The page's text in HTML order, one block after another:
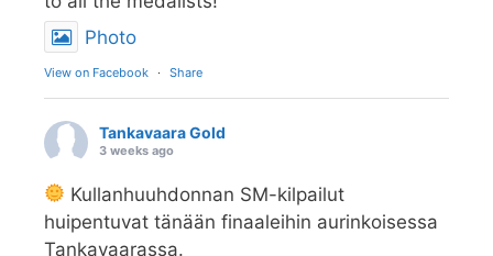
Photo
View on Facebook · Share
Tankavaara Gold
3 weeks ago
Kullanhuuhdonnan SM-kilpailut
huipentuvat tänään finaaleihin aurinkoisessa
Tankavaarassa.